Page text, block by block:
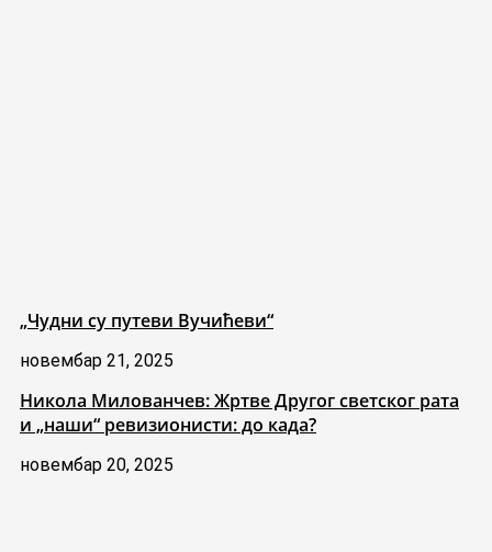
„Чудни су путеви Вучићеви“
новембар 21, 2025
Никола Милованчев: Жртве Другог светског рата
и „наши“ ревизионисти: до када?
новембар 20, 2025